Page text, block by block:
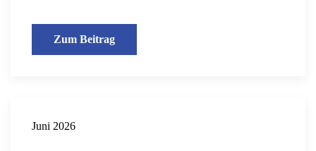
Zum Beitrag
Juni 2026